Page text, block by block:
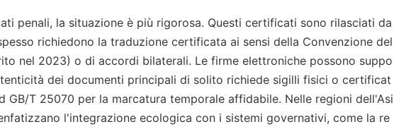
penali, la situazione è più rigorosa. Questi certificati sono rilasciati da
richiedono la traduzione certificata ai sensi della Convenzione del
nel 2023) o di accordi bilaterali. Le firme elettroniche possono suppo
dei documenti principali di solito richiede sigilli fisici o certificat
GB/T 25070 per la marcatura temporale affidabile. Nelle regioni dell'Asi
l'integrazione ecologica con i sistemi governativi, come la re